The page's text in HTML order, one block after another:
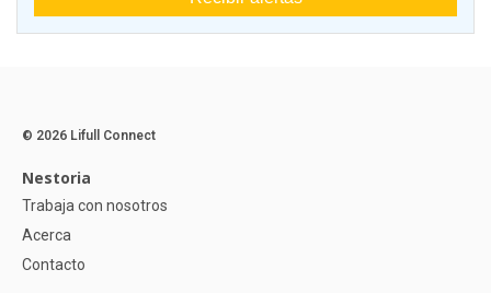
© 2026 Lifull Connect
Nestoria
Trabaja con nosotros
Acerca
Contacto